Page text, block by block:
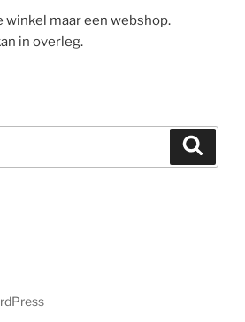
maar een webshop.
in overleg.